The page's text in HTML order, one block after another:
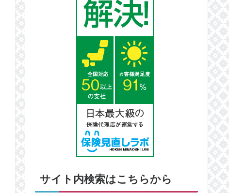
サイト内検索はこちらから